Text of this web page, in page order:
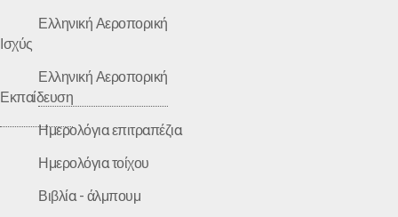
Ελληνική Αεροπορική
Ισχύς
Ελληνική Αεροπορική
Εκπαίδευση
Ημερολόγια επιτραπέζια
Ημερολόγια τοίχου
Βιβλία - άλμπουμ